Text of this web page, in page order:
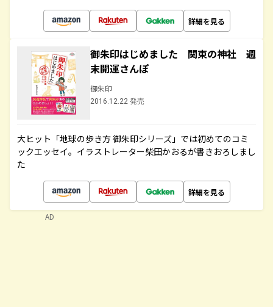
詳細を見る
御朱印はじめました 関東の神社 週
末開運さんぽ
御朱印
2016.12.22 発売
大ヒット「地球の歩き方 御朱印シリーズ」では初めてのコミ
ックエッセイ。イラストレーター柴田かおるが書きおろしまし
た
詳細を見る
AD